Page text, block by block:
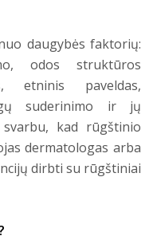
daugybės faktorių:
odos struktūros
etninis paveldas,
suderinimo ir jų
kad rūgštinio
dermatologas arba
dirbti su rūgštiniai